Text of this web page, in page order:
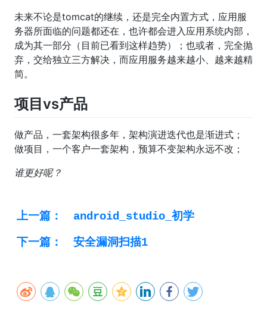
未来不论是tomcat的继续，还是完全内置方式，应用服
务器所面临的问题都还在，也许都会进入应用系统内部，
成为其一部分（目前已看到这样趋势）；也或者，完全抛
弃，交给独立三方解决，而应用服务越来越小、越来越精
简。
项目vs产品
做产品，一套架构很多年，架构演进迭代也是渐进式；
做项目，一个客户一套架构，预算不变架构永远不改；
谁更好呢？
上一篇：
android_studio_初学
下一篇：
安全漏洞扫描1